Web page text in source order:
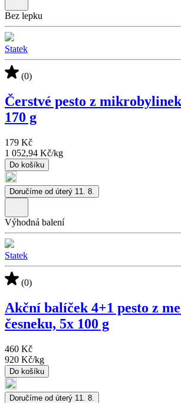
Bez lepku
Statek
(0)
Čerstvé pesto z
170 g
179 Kč
1 052,94 Kč/kg
Do košíku
Doručíme od úterý 11. 8.
Výhodná balení
Statek
(0)
Akční balíček 4+1 pesto z
česneku, 5x 100 g
460 Kč
920 Kč/kg
Do košíku
Doručíme od úterý 11. 8.